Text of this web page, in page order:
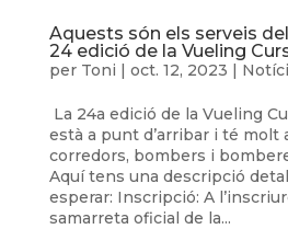
Aquests són els serveis
24 edició de la Vueling
per Toni | oct. 12, 2023 |
La 24a edició de la Vueling
està a punt d’arribar i té molt
corredors, bombers i
Aquí tens una descripció
esperar: Inscripció: A
samarreta oficial de la...